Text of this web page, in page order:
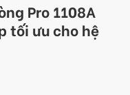
Pro 1108A
tối ưu cho hệ